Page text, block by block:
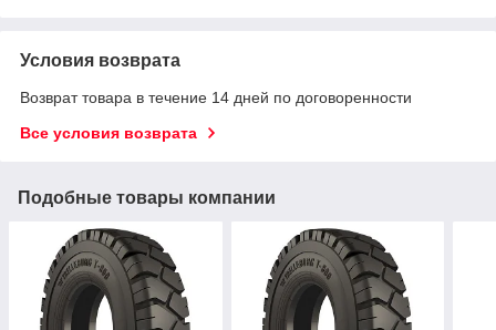
Условия возврата
Возврат товара в течение 14 дней по договоренности
Все условия возврата
Подобные товары компании